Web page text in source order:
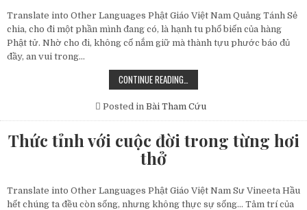
ĐỨC
Translate into Other Languages Phật Giáo Việt Nam Quảng Tánh Sẻ
chia, cho đi một phần mình đang có, là hạnh tu phổ biến của hàng
Phật tử. Nhờ cho đi, không cố nắm giữ mà thành tựu phước báo đủ
đầy, an vui trong…
CONTINUE READING…
MẠNG,
SẮC,
THÍ
AN,
SỨC,
THÍ
PHẬT
DẠY
Posted in Bài Tham Cứu
Thức tỉnh với cuộc đời trong từng hơi
thở
Translate into Other Languages Phật Giáo Việt Nam Sư Vineeta Hầu
hết chúng ta đều còn sống, nhưng không thực sự sống… Tâm trí của